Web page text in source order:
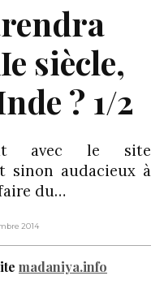
siècle,
? 1/2
avec le site
sinon audacieux à
du…
2014
madaniya.info